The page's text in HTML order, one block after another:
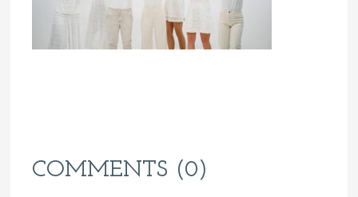
COMMENTS (0)